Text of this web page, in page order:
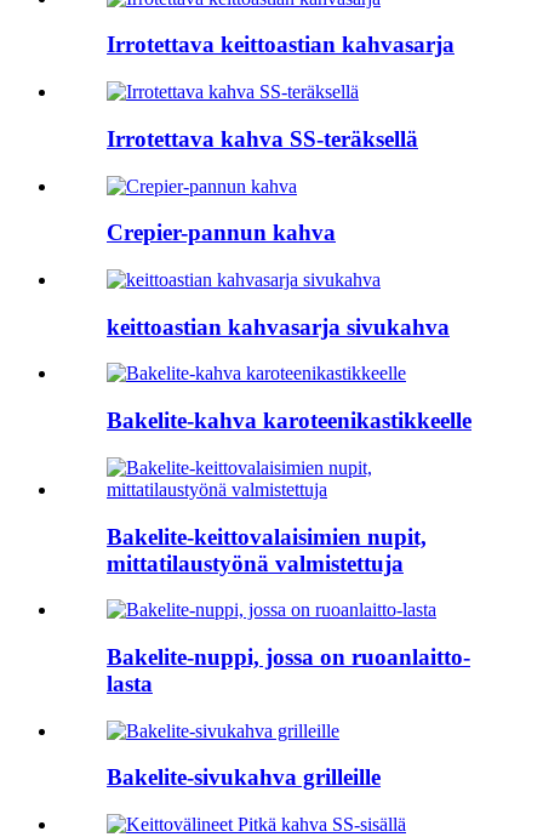
Irrotettava keittoastian kahvasarja
Irrotettava kahva SS-teräksellä
Crepier-pannun kahva
keittoastian kahvasarja sivukahva
Bakelite-kahva karoteenikastikkeelle
Bakelite-keittovalaisimien nupit,
mittatilaustyönä valmistettuja
Bakelite-nuppi, jossa on ruoanlaitto-
lasta
Bakelite-sivukahva grilleille